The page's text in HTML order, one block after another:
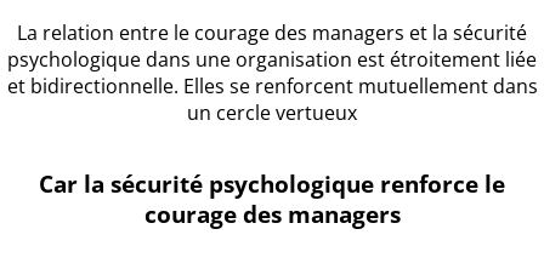
La relation entre le courage des managers et la sécurité
psychologique dans une organisation est étroitement liée
et bidirectionnelle. Elles se renforcent mutuellement dans
un cercle vertueux
Car la sécurité psychologique renforce le
courage des managers